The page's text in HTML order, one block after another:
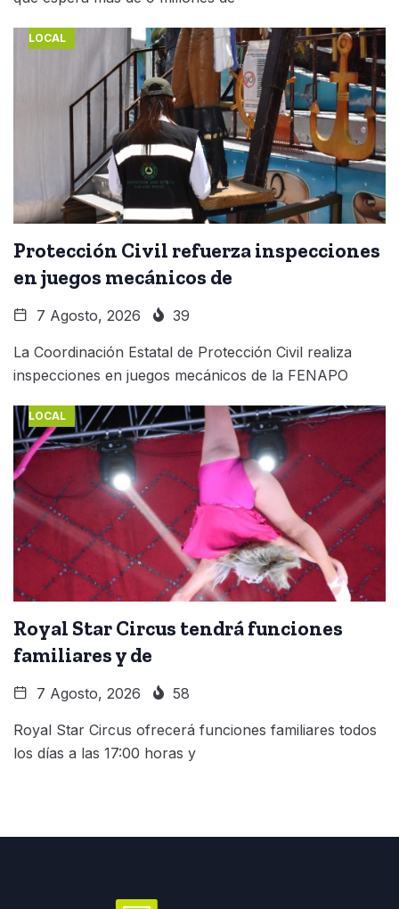
LOCAL
Protección Civil refuerza inspecciones
en juegos mecánicos de
7 Agosto, 2026 39
La Coordinación Estatal de Protección Civil realiza
inspecciones en juegos mecánicos de la FENAPO
LOCAL
Royal Star Circus tendrá funciones
familiares y de
7 Agosto, 2026 58
Royal Star Circus ofrecerá funciones familiares todos
los días a las 17:00 horas y